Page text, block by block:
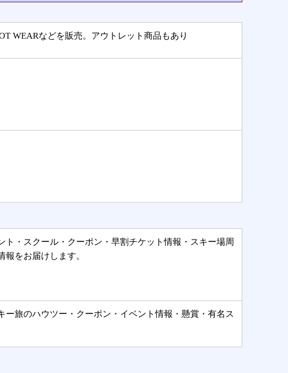
WEARなどを販売。アウトレット商品もあり
・スクール・クーポン・早割チケット情報・スキー場周
をお届けします。
旅のハウツー・クーポン・イベント情報・懸賞・有名ス